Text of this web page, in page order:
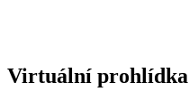
Virtuální prohlídka